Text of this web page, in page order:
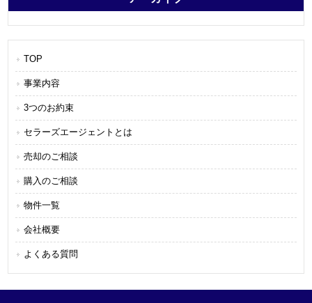
TOP
事業内容
3つのお約束
セラーズエージェントとは
売却のご相談
購入のご相談
物件一覧
会社概要
よくある質問